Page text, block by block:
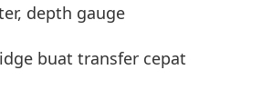
depth gauge
buat transfer cepat